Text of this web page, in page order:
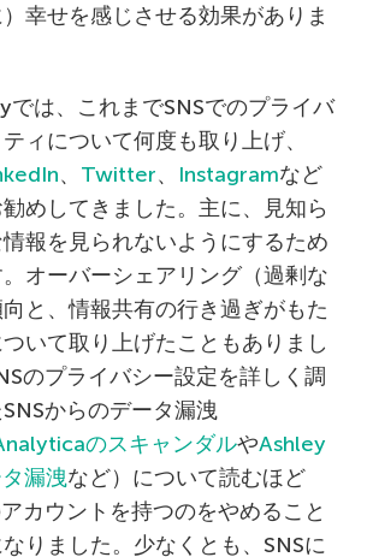
幸せを感じさせる効果がありま
では、これまでSNSでのプライバ
ィについて何度も取り上げ、
、 Twitter、 Instagramなど
めしてきました。主に、見知ら
報を見られないようにするため
オーバーシェアリング（過剰な
と、情報共有の行き過ぎがもた
いて取り上げたこともありまし
のプライバシー設定を詳しく調
からのデータ漏洩
のスキャンダルやAshley
漏洩など）について読むほど
カウントを持つのをやめること
りました。少なくとも、SNSに